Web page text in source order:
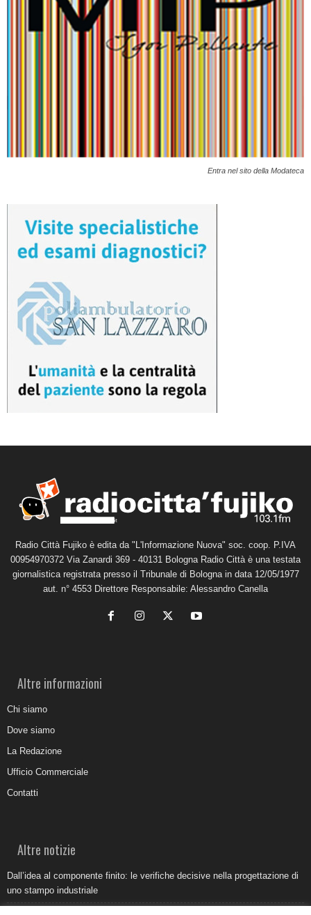
Entra nel sito della Modateca
Radio Città Fujiko è edita da "L'Informazione Nuova" soc. coop. P.IVA
00954970372 Via Zanardi 369 - 40131 Bologna Radio Città è una testata
giornalistica registrata presso il Tribunale di Bologna in data 12/05/1977
aut. n° 4553 Direttore Responsabile: Alessandro Canella
Altre informazioni
Chi siamo
Dove siamo
La Redazione
Ufficio Commerciale
Contatti
Altre notizie
Dall’idea al componente finito: le verifiche decisive nella progettazione di
uno stampo industriale